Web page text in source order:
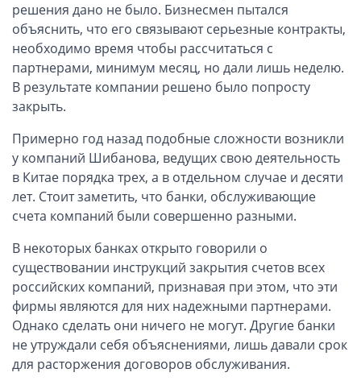
Cчёт в Турции для компании
Счёт и карта в Киргизии для физлиц
Гражданство Вануату
Гражданство Сьерра-Леоне
Европейские и резидентные компании
Английские партнерства LLP
Ирландские компании LTD
Ирландские партнерства LP
Компании на Кипре
Канадские компании LTD
Компании в США (Флорида)
Оффшорные компании
решения дано не было. Бизнесмен пытался
объяснить, что его связывают серьезные контракты,
необходимо время чтобы рассчитаться с
партнерами, минимум месяц, но дали лишь неделю.
В результате компании решено было попросту
закрыть.
Примерно год назад подобные сложности возникли
у компаний Шибанова, ведущих свою деятельность
в Китае порядка трех, а в отдельном случае и десяти
лет. Стоит заметить, что банки, обслуживающие
счета компаний были совершенно разными.
В некоторых банках открыто говорили о
существовании инструкций закрытия счетов всех
российских компаний, признавая при этом, что эти
фирмы являются для них надежными партнерами.
Однако сделать они ничего не могут. Другие банки
не утруждали себя объяснениями, лишь давали срок
для расторжения договоров обслуживания.